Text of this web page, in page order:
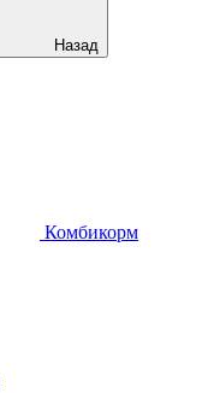
Назад
Комбикорм